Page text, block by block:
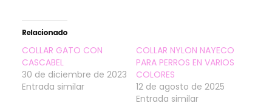
Relacionado
COLLAR GATO CON
CASCABEL
30 de diciembre de 2023
Entrada similar
COLLAR NYLON NAYECO
PARA PERROS EN VARIOS
COLORES
12 de agosto de 2025
Entrada similar